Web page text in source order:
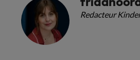
Redacteur